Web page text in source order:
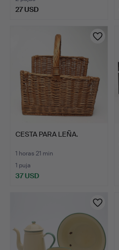
27 USD
CESTA PARA LEÑA.
1 horas 21 min
1 puja
37 USD